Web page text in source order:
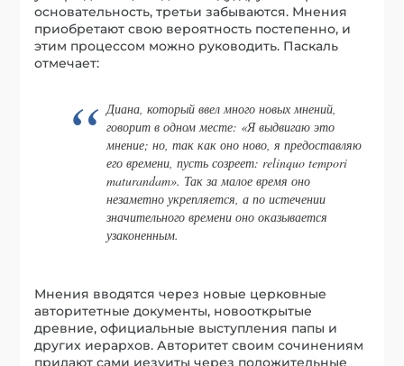
основательность, третьи забываются. Мнения
приобретают свою вероятность постепенно, и
этим процессом можно руководить. Паскаль
отмечает:
Диана, который ввел много новых мнений,
говорит в одном месте: «Я выдвигаю это
мнение; но, так как оно ново, я предоставляю
его времени, пусть созреет: relinquo tempori
maturandam». Так за малое время оно
незаметно укрепляется, а по истечении
значительного времени оно оказывается
узаконенным.
Мнения вводятся через новые церковные
авторитетные документы, новооткрытые
древние, официальные выступления папы и
других иерархов. Авторитет своим сочинениям
придают сами иезуиты через положительные